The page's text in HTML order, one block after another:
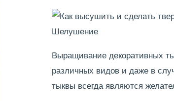
Шелушение
Выращивание декоративных
различных видов и даже в
тыквы всегда являются